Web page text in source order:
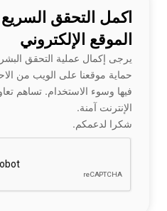
اكمل التحقق السريع
الموقع الإلكتروني
يرجى إكمال عملية التحقق
حماية موقعنا على الويب من
فيها وسوء الاستخدام. تساهم
الإنترنت آمنة.
شكرا لدعمكم.